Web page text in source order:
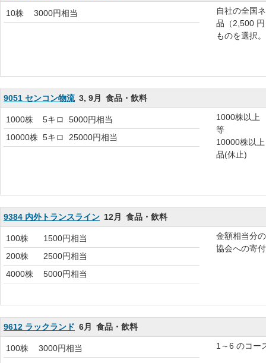
10株 3000円相当
自社の全国
品（2,500
ものを選択。
9051 センコン物流 3, 9月 食品・飲料
1000株 5キロ
5000円相当
10000株 5キロ 25000円相当
1000株以
等
10000株以
品(休止)
9384 内外トランスライン 12月 食品・飲料
100株
1500円相当
200株
2500円相当
4000株
5000円相当
金額相当分
協会への寄
9612 ラックランド 6月 食品・飲料
100株 3000円相当 1～6 のコー